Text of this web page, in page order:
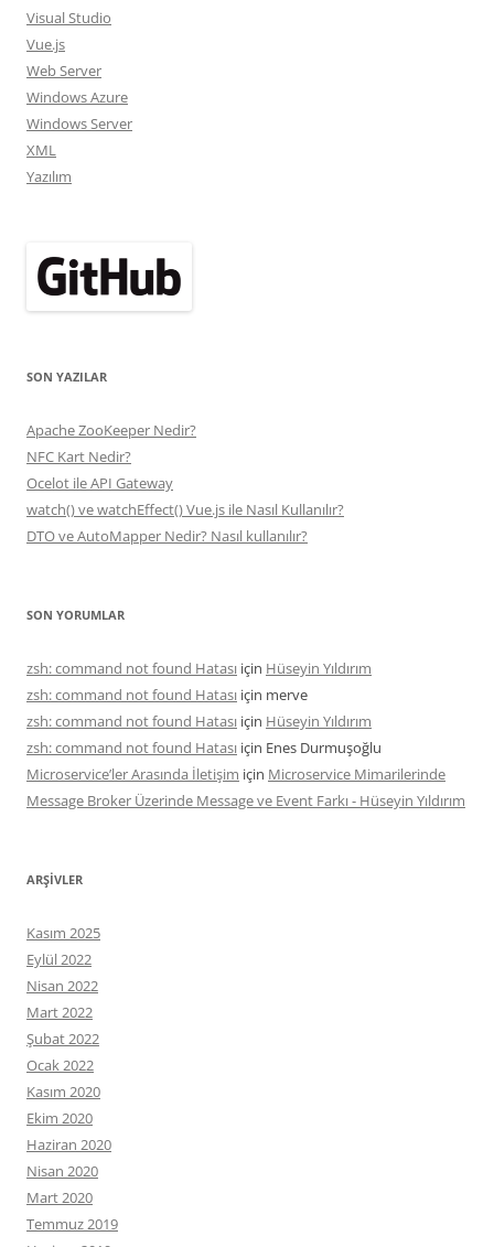
Visual Studio
Vue.js
Web Server
Windows Azure
Windows Server
XML
Yazılım
SON YAZILAR
Apache ZooKeeper Nedir?
NFC Kart Nedir?
Ocelot ile API Gateway
watch() ve watchEffect() Vue.js ile Nasıl Kullanılır?
DTO ve AutoMapper Nedir? Nasıl kullanılır?
SON YORUMLAR
zsh: command not found Hatası için Hüseyin Yıldırım
zsh: command not found Hatası için merve
zsh: command not found Hatası için Hüseyin Yıldırım
zsh: command not found Hatası için Enes Durmuşoğlu
Microservice’ler Arasında İletişim için Microservice Mimarilerinde
Message Broker Üzerinde Message ve Event Farkı - Hüseyin Yıldırım
ARŞIVLER
Kasım 2025
Eylül 2022
Nisan 2022
Mart 2022
Şubat 2022
Ocak 2022
Kasım 2020
Ekim 2020
Haziran 2020
Nisan 2020
Mart 2020
Temmuz 2019